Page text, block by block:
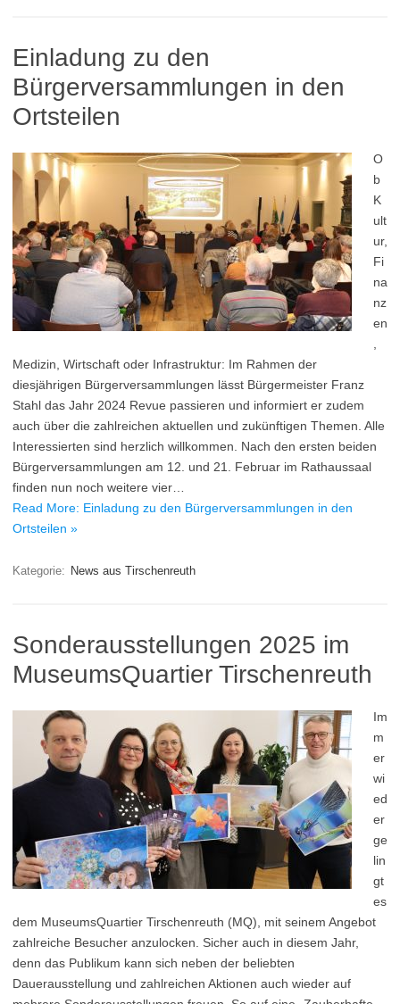
Einladung zu den
Bürgerversammlungen in den
Ortsteilen
O
b
K
ult
ur,
Fi
na
nz
en
,
Medizin, Wirtschaft oder Infrastruktur: Im Rahmen der
diesjährigen Bürgerversammlungen lässt Bürgermeister Franz
Stahl das Jahr 2024 Revue passieren und informiert er zudem
auch über die zahlreichen aktuellen und zukünftigen Themen. Alle
Interessierten sind herzlich willkommen. Nach den ersten beiden
Bürgerversammlungen am 12. und 21. Februar im Rathaussaal
finden nun noch weitere vier…
Read More: Einladung zu den Bürgerversammlungen in den
Ortsteilen »
Kategorie: News aus Tirschenreuth
Sonderausstellungen 2025 im
MuseumsQuartier Tirschenreuth
Im
m
er
wi
ed
er
ge
lin
gt
es
dem MuseumsQuartier Tirschenreuth (MQ), mit seinem Angebot
zahlreiche Besucher anzulocken. Sicher auch in diesem Jahr,
denn das Publikum kann sich neben der beliebten
Dauerausstellung und zahlreichen Aktionen auch wieder auf